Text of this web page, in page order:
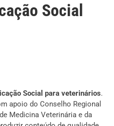
Social
Social para veterinários.
apoio do Conselho Regional
Medicina Veterinária e da